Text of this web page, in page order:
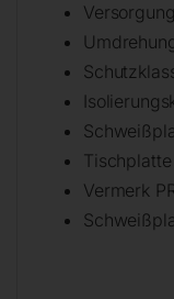
Tischplatte
Vermerk